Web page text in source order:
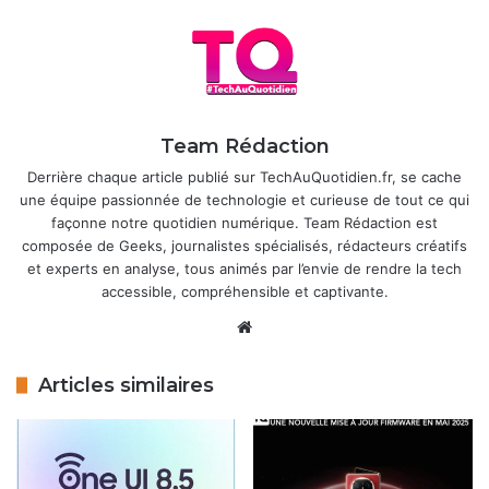
18 avril 2026
Android va enfin permettre une
18 avril 2026
Pas de panique, cependant : votre appli Waze ne va pas
s’arrêter net. Vous pourrez toujours l’utiliser pour les
fonctions de base, comme les alertes trafic en temps réel
ou les mises à jour des cartes. Mais oubliez les nouvelles
fonctionnalités, comme l’affichage des alertes directement
(BMW iDrive 8, Ford, Volvo, etc.), récemment déployé dans
Pourquoi ce choix ? Waze, racheté par Google en 2013,
Team Rédaction
Derrière chaque article publié sur TechAuQuotidien.fr, se cache
une équipe passionnée de technologie et curieuse de tout ce qui
façonne notre quotidien numérique. Team Rédaction est
composée de Geeks, journalistes spécialisés, rédacteurs créatifs
et experts en analyse, tous animés par l’envie de rendre la tech
accessible, compréhensible et captivante.
Articles similaires